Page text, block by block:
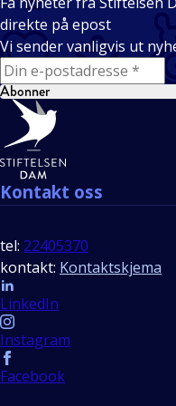
direkte på epost
Vi sender vanligvis ut
E-mail
Abonner
Bunntekst
Kontakt oss
tel: 22405370
kontakt: Kontaktskjema
Follow us
LinkedIn
Instagram
Facebook